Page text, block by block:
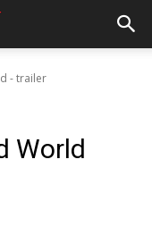
- trailer
World